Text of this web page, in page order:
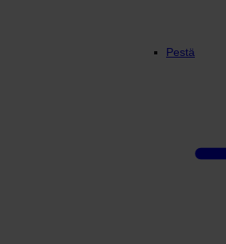
Pestä